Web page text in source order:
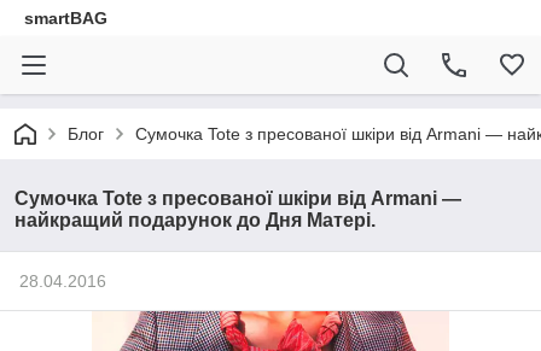
smartBAG
Блог Сумочка Tote з пресованої шкіри від Armani —
Сумочка Tote з пресованої шкіри від Armani —
найкращий подарунок до Дня Матері.
28.04.2016